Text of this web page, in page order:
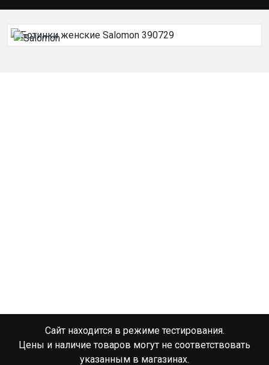
Сайт находится в режиме тестирования.
Цены и наличие товаров могут не соответствовать
указанным в магазинах.